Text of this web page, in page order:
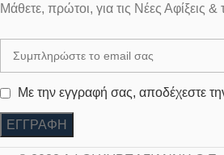
Μάθετε, πρώτοι, για τις Νέες Αφίξεις
Με την εγγραφή σας, αποδέχεστε